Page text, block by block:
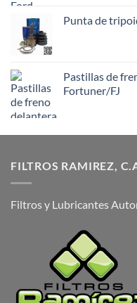
Punta de
Pastillas de
Fortuner/FJ
FILTROS RAMIREZ,
Filtros y Lubricantes